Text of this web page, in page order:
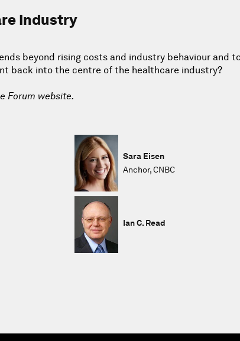
Industry
beyond rising costs and industry behaviour and
back into the centre of the healthcare industry?
Forum website.
Sara Eisen
Anchor, CNBC
Ian C. Read